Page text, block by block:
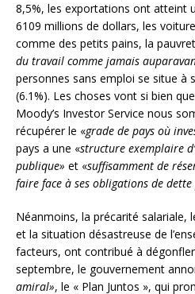
8,5%, les exportations ont atteint
6109 millions de dollars, les
comme des petits pains, la
du travail comme jamais
personnes sans emploi se situe à
(6.1%). Les choses vont si bien
Moody’s Investor Service nous
récupérer le «grade de pays où
pays a une «structure exemplaire
publique» et «suffisamment de
faire face à ses obligations de
Néanmoins, la précarité salariale,
et la situation désastreuse de
facteurs, ont contribué à
septembre, le gouvernement
amiral», le « Plan Juntos », qui